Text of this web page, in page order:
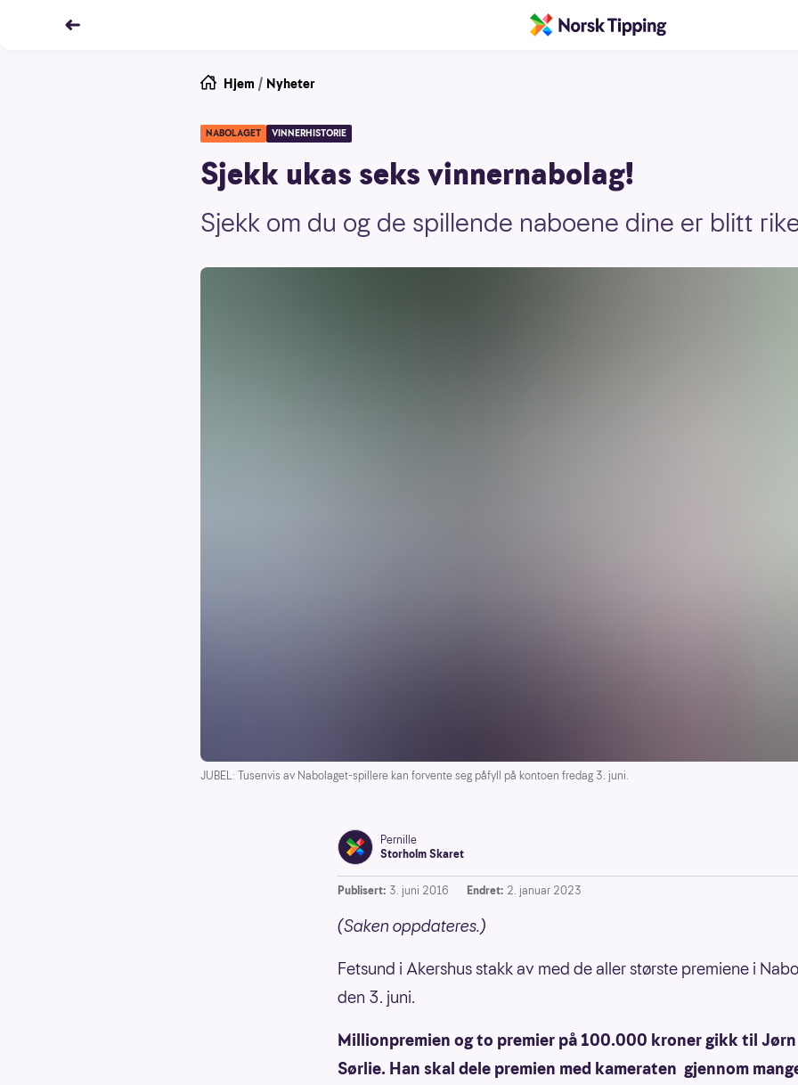
Hjem / Nyheter
NABOLAGET VINNERHISTORIE
Sjekk ukas seks vinnernabolag!
Sjekk om du og de spillende naboene dine er blitt
JUBEL: Tusenvis av Nabolaget-spillere kan forvente seg påfyll på kontoen fredag 3. juni.
Pernille
Storholm Skaret
Publisert: 3. juni 2016 Endret: 2. januar 2023
(Saken oppdateres.)
Fetsund i Akershus stakk av med de aller største premiene i
den 3. juni.
Millionpremien og to premier på 100.000 kroner gikk til Jørn
Sørlie. Han skal dele premien med kameraten gjennom